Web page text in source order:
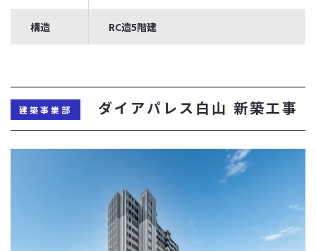
構造 RC造5階建
建築事業部 ダイアパレス白山 新築工事